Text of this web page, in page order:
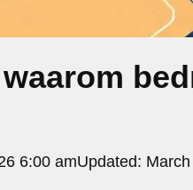
6:00 amUpdated: